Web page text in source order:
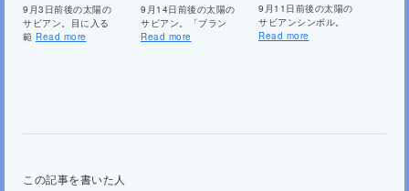
9月3日前後の太陽の
サビアン。目に入る
範 Read more
9月14日前後の太陽の
サビアン。「ブラン
Read more
9月11日前後の太陽の
サビアンシンボル。
Read more
この記事を書いた人